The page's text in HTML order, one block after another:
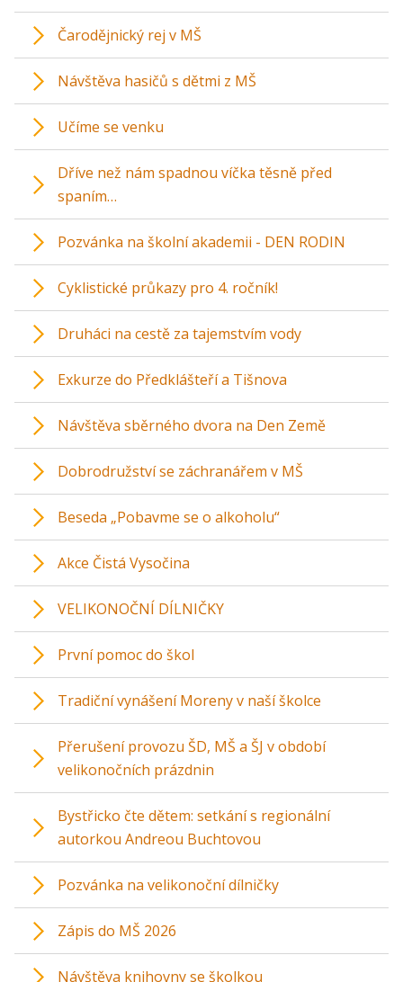
Čarodějnický rej v MŠ
Návštěva hasičů s dětmi z MŠ
Učíme se venku
Dříve než nám spadnou víčka těsně před
spaním…
Pozvánka na školní akademii - DEN RODIN
Cyklistické průkazy pro 4. ročník!
Druháci na cestě za tajemstvím vody
Exkurze do Předklášteří a Tišnova
Návštěva sběrného dvora na Den Země
Dobrodružství se záchranářem v MŠ
Beseda „Pobavme se o alkoholu“
Akce Čistá Vysočina
VELIKONOČNÍ DÍLNIČKY
První pomoc do škol
Tradiční vynášení Moreny v naší školce
Přerušení provozu ŠD, MŠ a ŠJ v období
velikonočních prázdnin
Bystřicko čte dětem: setkání s regionální
autorkou Andreou Buchtovou
Pozvánka na velikonoční dílničky
Zápis do MŠ 2026
Návštěva knihovny se školkou